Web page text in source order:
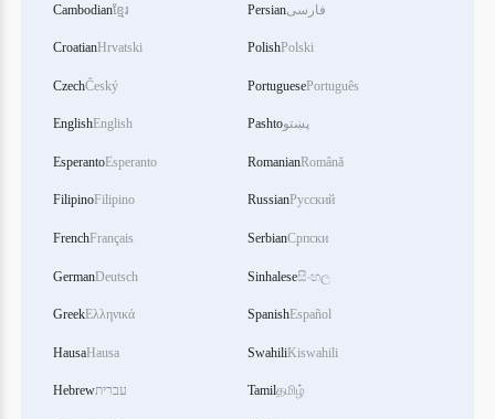
Cambodianខ្មែរ
CroatianHrvatski
CzechČeský
EnglishEnglish
EsperantoEsperanto
FilipinoFilipino
FrenchFrançais
GermanDeutsch
GreekΕλληνικά
HausaHausa
Hebrewעברית
Persianفارسی
PolishPolski
PortuguesePortuguês
Pashtoپښتو
RomanianRomână
RussianРусский
SerbianСрпски
Sinhaleseසිංහල
SpanishEspañol
SwahiliKiswahili
Tamilதமிழ்